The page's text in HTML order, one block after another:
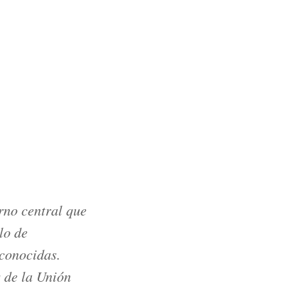
central que
de
de la Unión